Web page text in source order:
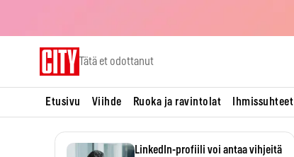
Tätä et odottanut
Etusivu Viihde Ruoka ja ravintolat Ihmissuhteet
LinkedIn-profiili voi antaa vihjeitä